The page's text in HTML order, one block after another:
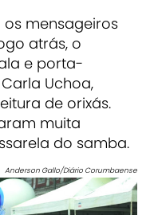
os mensageiros
atrás, o
e porta-
Uchoa,
de orixás.
muita
do samba.
Anderson Gallo/Diário Corumbaense